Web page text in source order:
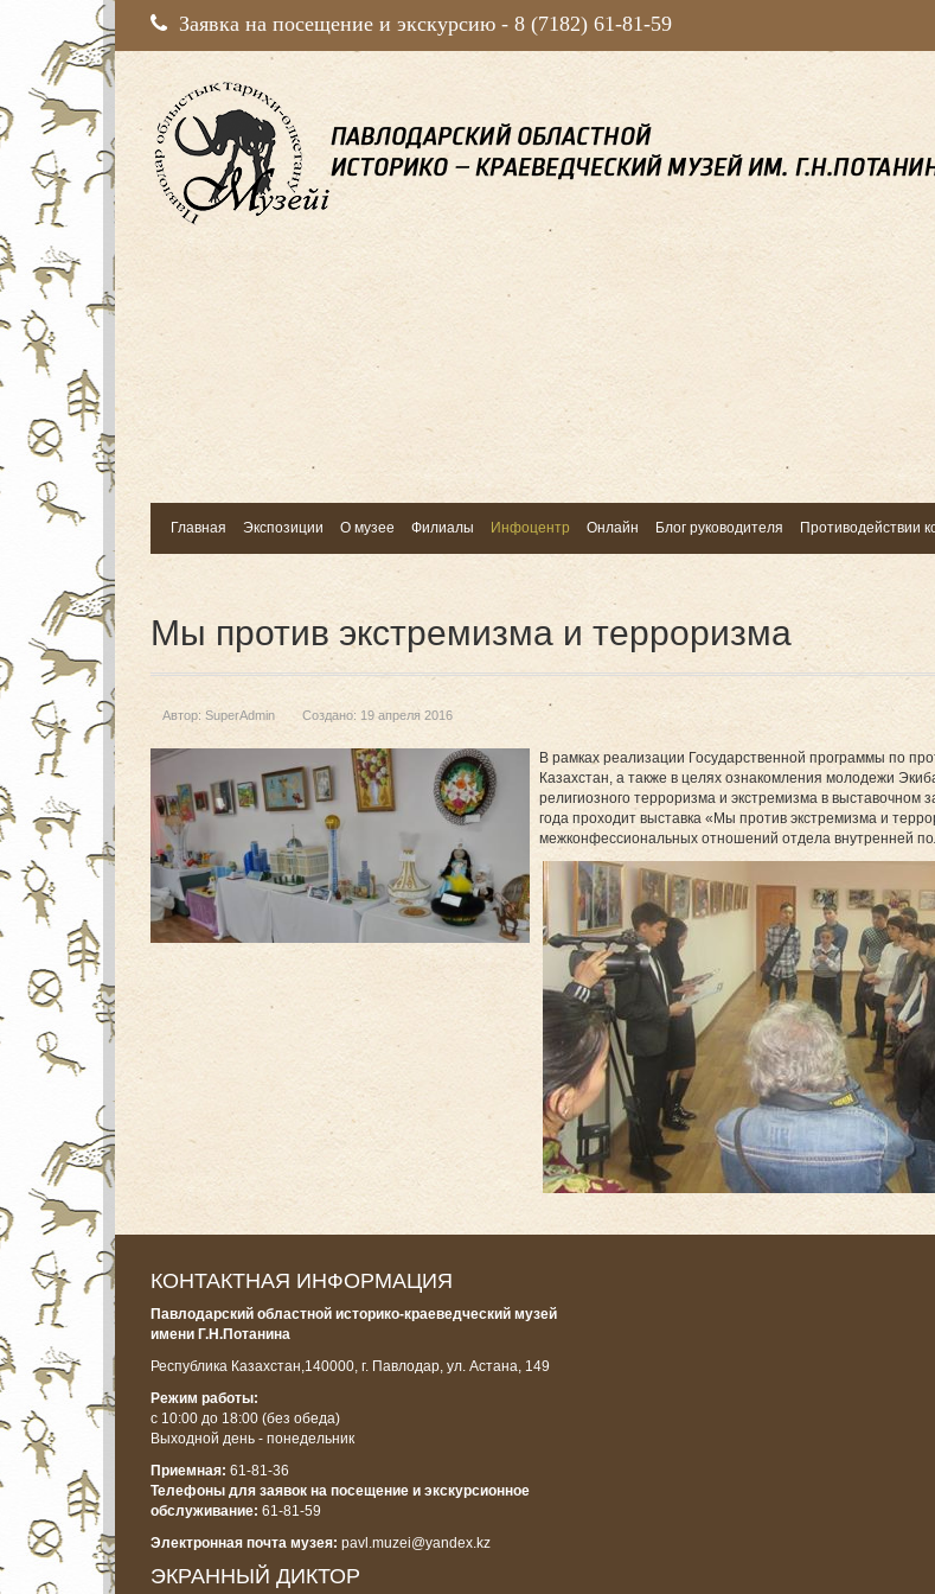
Заявка на посещение и экскурсию - 8 (7182) 61-81-59
Главная Экспозиции О музее Филиалы Инфоцентр Онлайн Блог руководителя Противодействии
Мы против экстремизма и терроризма
Автор: SuperAdmin Создано: 19 апреля 2016
В рамках реализации Государственной программы по
Казахстан, а также в целях ознакомления молодежи
религиозного терроризма и экстремизма в выставочном
года проходит выставка «Мы против экстремизма и
межконфессиональных отношений отдела внутренней
КОНТАКТНАЯ ИНФОРМАЦИЯ
Павлодарский областной историко-краеведческий музей
имени Г.Н.Потанина
Республика Казахстан,140000, г. Павлодар, ул. Астана, 149
Режим работы:
с 10:00 до 18:00 (без обеда)
Выходной день - понедельник
Приемная: 61-81-36
Телефоны для заявок на посещение и экскурсионное
обслуживание: 61-81-59
Электронная почта музея: pavl.muzei@yandex.kz
ЭКРАННЫЙ ДИКТОР